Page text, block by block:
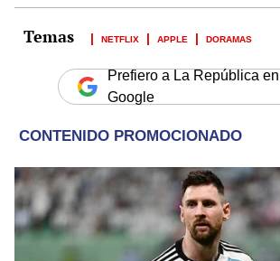
NETFLIX APPLE DORAMAS
Prefiero a La República en
Google